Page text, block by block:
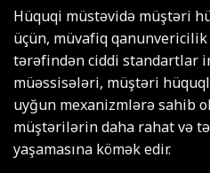
Hüquqi müstəvidə müştəri
üçün, müvafiq
tərəfindən ciddi standartlar
müəssisələri, müştəri
uyğun mexanizmlərə sahib
müştərilərin daha rahat və
yaşamasına kömək edir.